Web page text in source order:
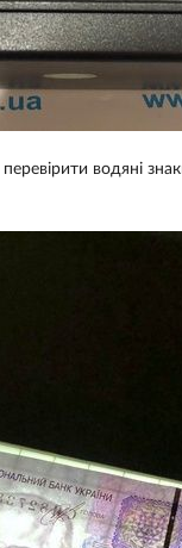
перевірити водяні